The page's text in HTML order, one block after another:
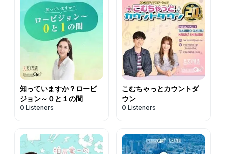
知っていますか？ロービ
ジョン～０と１の間
0 Listeners
こむちゃっとカウントダ
ウン
0 Listeners